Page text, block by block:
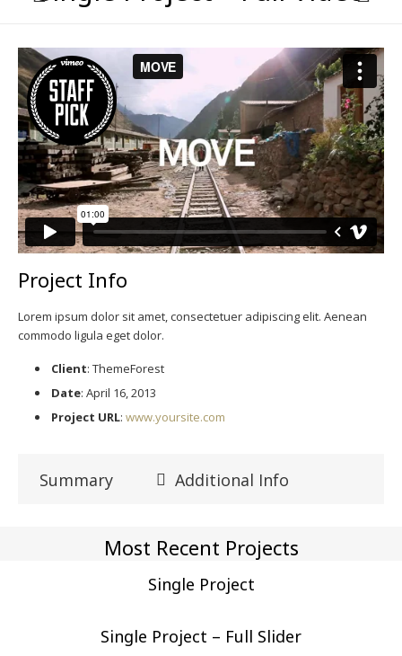
Project Info
Lorem ipsum dolor sit amet, consectetuer adipiscing elit. Aenean
commodo ligula eget dolor.
Client: ThemeForest
Date: April 16, 2013
Project URL: www.yoursite.com
Summary Additional Info
Most Recent Projects
Single Project
Single Project – Full Slider